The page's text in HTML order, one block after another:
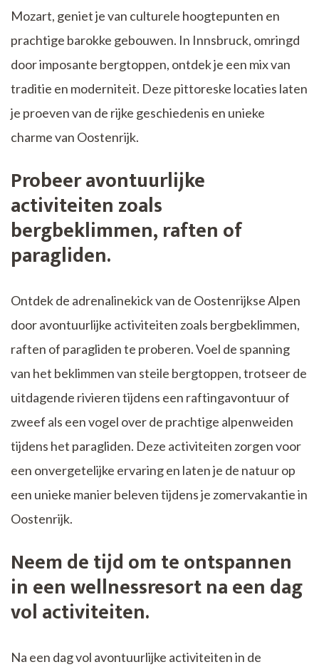
Mozart, geniet je van culturele hoogtepunten en
prachtige barokke gebouwen. In Innsbruck, omringd
door imposante bergtoppen, ontdek je een mix van
traditie en moderniteit. Deze pittoreske locaties laten
je proeven van de rijke geschiedenis en unieke
charme van Oostenrijk.
Probeer avontuurlijke
activiteiten zoals
bergbeklimmen, raften of
paragliden.
Ontdek de adrenalinekick van de Oostenrijkse Alpen
door avontuurlijke activiteiten zoals bergbeklimmen,
raften of paragliden te proberen. Voel de spanning
van het beklimmen van steile bergtoppen, trotseer de
uitdagende rivieren tijdens een raftingavontuur of
zweef als een vogel over de prachtige alpenweiden
tijdens het paragliden. Deze activiteiten zorgen voor
een onvergetelijke ervaring en laten je de natuur op
een unieke manier beleven tijdens je zomervakantie in
Oostenrijk.
Neem de tijd om te ontspannen
in een wellnessresort na een dag
vol activiteiten.
Na een dag vol avontuurlijke activiteiten in de